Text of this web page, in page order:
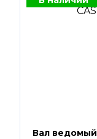
Вал ведомый